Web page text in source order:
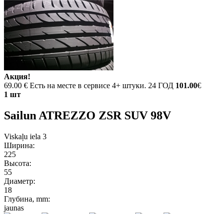
Акция!
69.00 € Есть на месте в сервисе 4+ штуки. 24 ГОД 101.00€
1 шт
Sailun ATREZZO ZSR SUV 98V
Viskaļu iela 3
Ширина:
225
Высота:
55
Диаметр:
18
Глубина, mm:
jaunas